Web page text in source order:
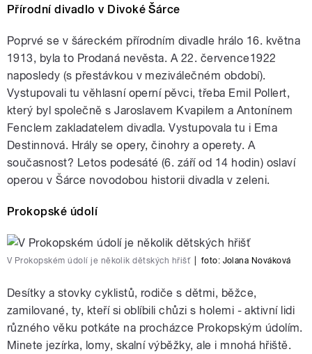
Přírodní divadlo v Divoké Šárce
Poprvé se v šáreckém přírodním divadle hrálo 16. května
1913, byla to Prodaná nevěsta. A 22. července1922
naposledy (s přestávkou v meziválečném období).
Vystupovali tu věhlasní operní pěvci, třeba Emil Pollert,
který byl společně s Jaroslavem Kvapilem a Antonínem
Fenclem zakladatelem divadla. Vystupovala tu i Ema
Destinnová. Hrály se opery, činohry a operety. A
současnost? Letos podesáté (6. září od 14 hodin) oslaví
operou v Šárce novodobou historii divadla v zeleni.
Prokopské údolí
V Prokopském údolí je několik dětských hřišť foto: Jolana Nováková
Desítky a stovky cyklistů, rodiče s dětmi, běžce,
zamilované, ty, kteří si oblíbili chůzi s holemi - aktivní lidi
různého věku potkáte na procházce Prokopským údolím.
Minete jezírka, lomy, skalní výběžky, ale i mnohá hřiště.